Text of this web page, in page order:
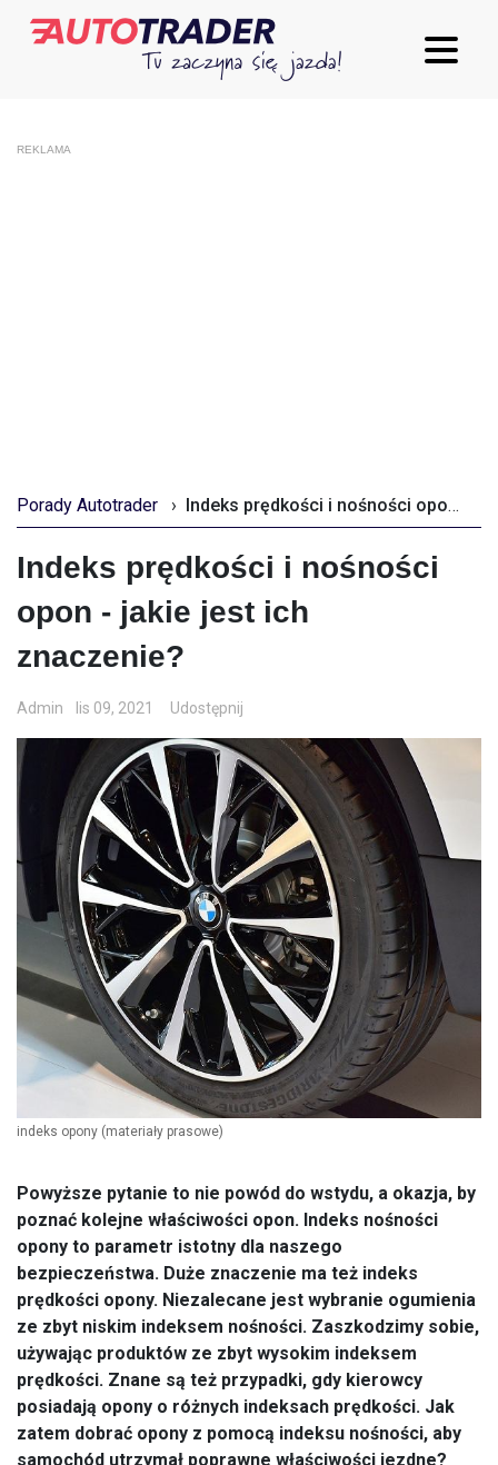
REKLAMA
Porady Autotrader › Indeks prędkości i nośności opon - jakie jest ich znaczenie?
Indeks prędkości i nośności
opon - jakie jest ich
znaczenie?
Admin lis 09, 2021 Udostępnij
indeks opony (materiały prasowe)
Powyższe pytanie to nie powód do wstydu, a okazja, by
poznać kolejne właściwości opon. Indeks nośności
opony to parametr istotny dla naszego
bezpieczeństwa. Duże znaczenie ma też indeks
prędkości opony. Niezalecane jest wybranie ogumienia
ze zbyt niskim indeksem nośności. Zaszkodzimy sobie,
używając produktów ze zbyt wysokim indeksem
prędkości. Znane są też przypadki, gdy kierowcy
posiadają opony o różnych indeksach prędkości. Jak
zatem dobrać opony z pomocą indeksu nośności, aby
samochód utrzymał poprawne właściwości jezdne?